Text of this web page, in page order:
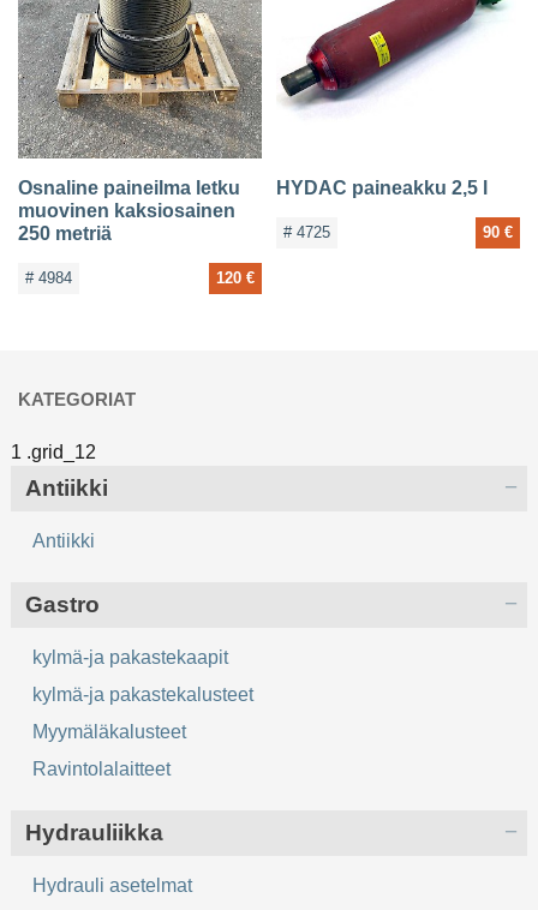
Osnaline paineilma letku
muovinen kaksiosainen
250 metriä
# 4984 120 €
HYDAC paineakku 2,5 l
# 4725 90 €
KATEGORIAT
Antiikki
Antiikki
Gastro
kylmä-ja pakastekaapit
kylmä-ja pakastekalusteet
Myymäläkalusteet
Ravintolalaitteet
Hydrauliikka
Hydrauli asetelmat